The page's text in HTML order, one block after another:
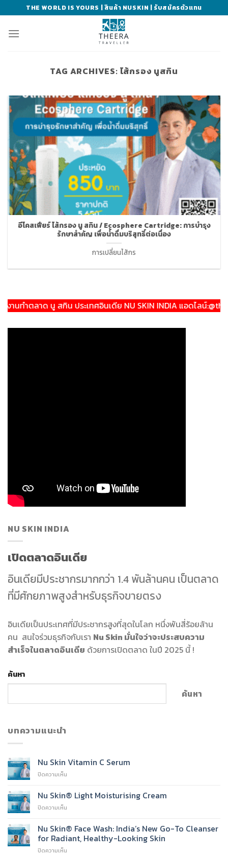
to
content
THE WORLD IS YOURS | สินค้า NUSKIN | รับสมัครตัวแทน
TAG ARCHIVES: ไส้กรอง นูสกิน
อีโคสเฟียร์ ไส้กรอง นู สกิน / Ecosphere Cartridge: การบำรุง
รักษาสำคัญ เพื่อน้ำดื่มบริสุทธิ์ต่อเนื่อง
การเปลี่ยนไส้กร
ำตลาด นู สกิน ประเทศอินเดีย NU SKIN INDIA แอดไลน์
NU SKIN INDIA
เปิดตลาดอินเดีย
อินเดียมีประชากรมากกว่า 1.4 พันล้านคน เป็นตลาด
ที่มีศักยภาพสูงสำหรับธุรกิจขายตรง
อินเดียเป็นประเทศที่มีประชากรสูงที่สุดในโลก หนึ่งพันสี่ร้อยล้าน
คน สนใจร่วมธุรกิจกับเรา Nu Skin มั่นใจว่าจะประสบความ
สำเร็จในตลาดอินเดีย ด้วยการเปิดตลาด ในปี 2025 นี้ !
ค้นหา
ค้นหา
บทความแนะนำ
Nu Skin Vitamin C Serum
ปิดความเห็น
Skin
Vitamin
Nu Skin® Light Moisturising Cream
ปิดความเห็น
Skin®
Light
Moisturising
Nu Skin® Face Wash: India’s New Go-To Cleanser
for Radiant, Healthy-Looking Skin
ปิดความเห็น